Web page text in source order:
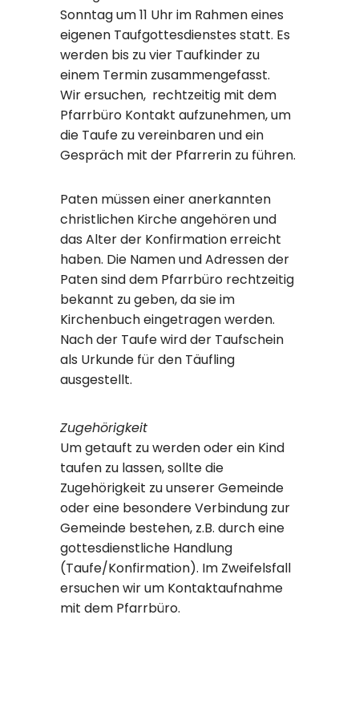
Sonntag um 11 Uhr im Rahmen eines
eigenen Taufgottesdienstes statt. Es
werden bis zu vier Taufkinder zu
einem Termin zusammengefasst.
Wir ersuchen, rechtzeitig mit dem
Pfarrbüro Kontakt aufzunehmen, um
die Taufe zu vereinbaren und ein
Gespräch mit der Pfarrerin zu führen.
Paten müssen einer anerkannten
christlichen Kirche angehören und
das Alter der Konfirmation erreicht
haben. Die Namen und Adressen der
Paten sind dem Pfarrbüro rechtzeitig
bekannt zu geben, da sie im
Kirchenbuch eingetragen werden.
Nach der Taufe wird der Taufschein
als Urkunde für den Täufling
ausgestellt.
Zugehörigkeit
Um getauft zu werden oder ein Kind
taufen zu lassen, sollte die
Zugehörigkeit zu unserer Gemeinde
oder eine besondere Verbindung zur
Gemeinde bestehen, z.B. durch eine
gottesdienstliche Handlung
(Taufe/Konfirmation). Im Zweifelsfall
ersuchen wir um Kontaktaufnahme
mit dem Pfarrbüro.